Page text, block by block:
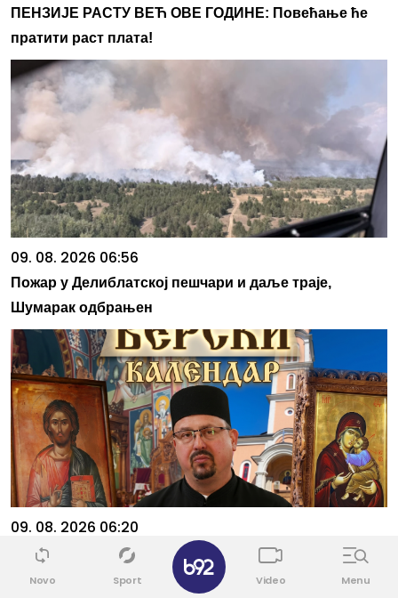
ПЕНЗИЈЕ РАСТУ ВЕЋ ОВЕ ГОДИНЕ: Повећање ће
пратити раст плата!
09. 08. 2026 06:56
Пожар у Делиблатској пешчари и даље траје,
Шумарак одбрањен
09. 08. 2026 06:20
Данас прослављамо Светог великомученика
Пантелејмона, Светог Климента Охридског и друге
Novo Sport Video Menu
✕